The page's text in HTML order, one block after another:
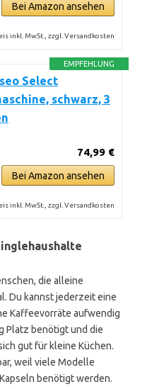
Bei Amazon ansehen
inkl. MwSt., zzgl. Versandkosten
EMPFEHLUNG
Select
schwarz, 3
74,99 €
Bei Amazon ansehen
inkl. MwSt., zzgl. Versandkosten
die alleine
Du kannst jederzeit eine
Kaffeevorräte aufwendig
Platz benötigt und die
gut für kleine Küchen.
weil viele Modelle
benötigt werden.